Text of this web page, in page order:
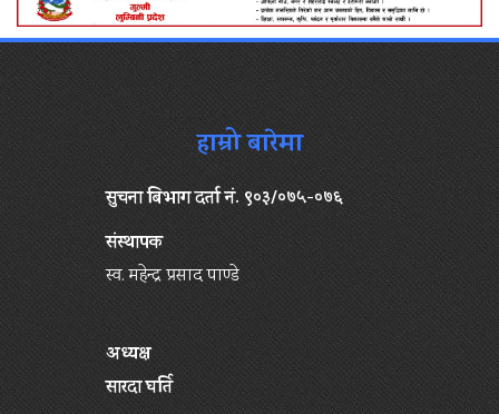
हाम्रो बारेमा
सुचना बिभाग दर्ता नं. ९०३/०७५-०७६
संस्थापक
स्व. महेन्द्र प्रसाद पाण्डे
अध्यक्ष
सारदा घर्ति